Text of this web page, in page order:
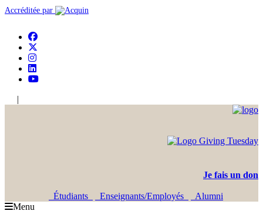
Accréditée par
|
Je fais un don
Étudiants Enseignants/Employés
Alumni
Menu